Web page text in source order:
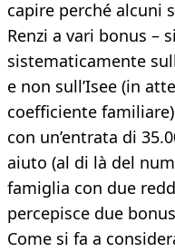
capire perché alcuni
Renzi a vari bonus –
sistematicamente
e non sull’Isee (in
coefficiente
con un’entrata di
aiuto (al di là del
famiglia con due
percepisce due
Come si fa a